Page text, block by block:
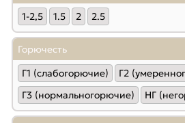
1-2,5
1.5 2 2.5
Горючесть
Г1 (слабогорючие)
Г2
Г3 (нормальногорючие)
НГ